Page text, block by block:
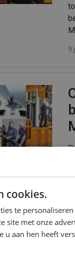
9
cookies.
te
met onze
aan hen heeft